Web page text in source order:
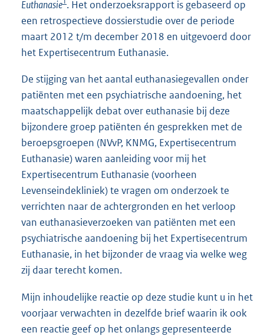
Euthanasie . Het onderzoeksrapport is gebaseerd op
een retrospectieve dossierstudie over de periode
maart 2012 t/m december 2018 en uitgevoerd door
het Expertisecentrum Euthanasie.
De stijging van het aantal euthanasiegevallen onder
patiënten met een psychiatrische aandoening, het
maatschappelijk debat over euthanasie bij deze
bijzondere groep patiënten én gesprekken met de
beroepsgroepen (NVvP, KNMG, Expertisecentrum
Euthanasie) waren aanleiding voor mij het
Expertisecentrum Euthanasie (voorheen
Levenseindekliniek) te vragen om onderzoek te
verrichten naar de achtergronden en het verloop
van euthanasieverzoeken van patiënten met een
psychiatrische aandoening bij het Expertisecentrum
Euthanasie, in het bijzonder de vraag via welke weg
zij daar terecht komen.
Mijn inhoudelijke reactie op deze studie kunt u in het
voorjaar verwachten in dezelfde brief waarin ik ook
een reactie geef op het onlangs gepresenteerde